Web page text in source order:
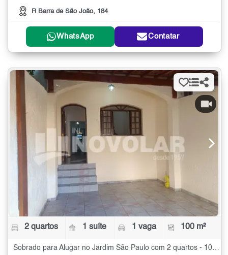
R Barra de São João, 184
WhatsApp Contatar
2 quartos 1 suíte 1 vaga 100 m²
Sobrado para Alugar no Jardim São Paulo com 2 quartos - 100 m²